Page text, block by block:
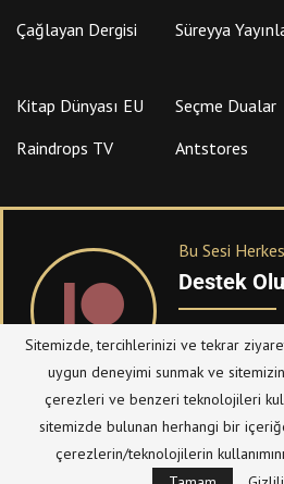
Çağlayan Dergisi
Süreyya
Kitap Dünyası EU
Seçme Dualar
Raindrops TV
Antstores
Bu Sesi
Destek
PATREON
bulanabilirsiniz.
Bize Ulaşın
Taziye
Sitemizde, tercihlerinizi ve tekrar
uygun deneyimi sunmak ve
çerezleri ve benzeri teknolojileri
sitemizde bulunan herhangi bir
çerezlerin/teknolojilerin